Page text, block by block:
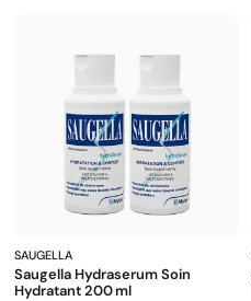
SAUGELLA
Saugella Hydraserum Soin
Hydratant 200 Ml